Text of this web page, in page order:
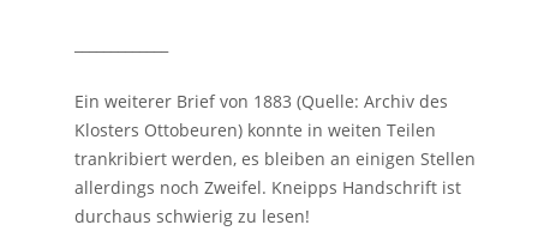
Ein weiterer Brief von 1883 (Quelle: Archiv des
Klosters Ottobeuren) konnte in weiten Teilen
trankribiert werden, es bleiben an einigen Stellen
allerdings noch Zweifel. Kneipps Handschrift ist
durchaus schwierig zu lesen!